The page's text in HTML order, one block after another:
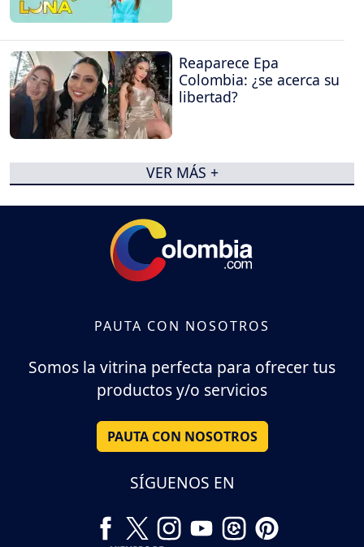
Reaparece Epa
Colombia: ¿se acerca su
libertad?
VER MÁS +
PAUTA CON NOSOTROS
Somos la vitrina perfecta para ofrecer tus
productos y/o servicios
PAUTA CON NOSOTROS
SÍGUENOS EN